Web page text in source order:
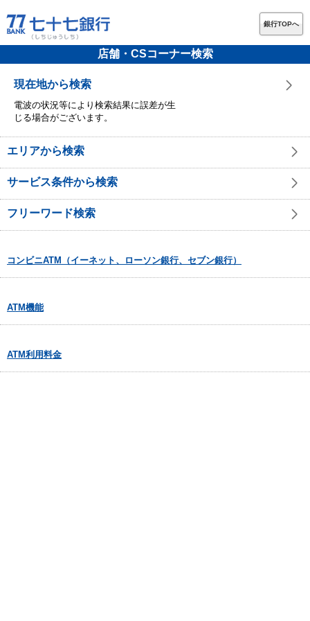
銀行TOPへ
店舗・CSコーナー検索
現在地から検索
電波の状況等により検索結果に誤差が生
じる場合がございます。
エリアから検索
サービス条件から検索
フリーワード検索
コンビニATM（イーネット、ローソン銀行、セブン銀行）
ATM機能
ATM利用料金